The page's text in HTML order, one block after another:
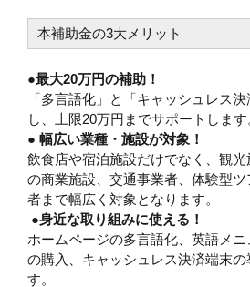
本補助金の3大メリット
●最大20万円の補助！
「多言語化」と「キャッシュレス
し、上限20万円までサポートします
● 幅広い業種・施設が対象！
飲食店や宿泊施設だけでなく、観
の商業施設、交通事業者、体験型
者まで幅広く対象となります。
●身近な取り組みに使える！
ホームページの多言語化、英語メ
の購入、キャッシュレス決済端末
す。